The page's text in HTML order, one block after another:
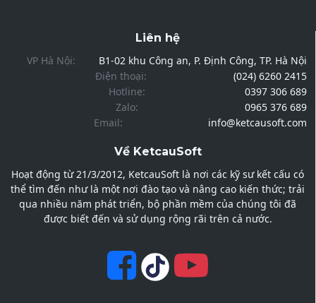
Liên hệ
VP Hà Nội:
B1-02 khu Công an, P. Định Công, TP. Hà Nội
Điện thoại:
(024) 6260 2415
Hotline:
0397 306 689
Zalo:
0965 376 689
Email:
info@ketcausoft.com
Về KetcauSoft
Hoạt động từ 21/3/2012, KetcauSoft là nơi các kỹ sư kết cấu có
thể tìm đến như là một nơi đào tạo và nâng cao kiến thức; trải
qua nhiều năm phát triển, bộ phần mềm của chúng tôi đã
được biết đến và sử dụng rộng rãi trên cả nước.